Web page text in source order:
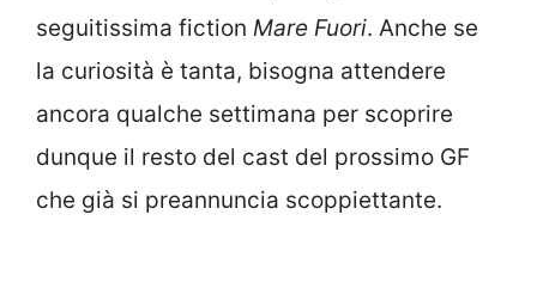
seguitissima fiction Mare Fuori. Anche se
la curiosità è tanta, bisogna attendere
ancora qualche settimana per scoprire
dunque il resto del cast del prossimo GF
che già si preannuncia scoppiettante.